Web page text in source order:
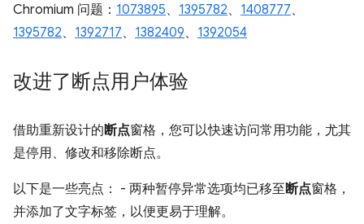
Chromium 问题： 1073895、 1395782、 1408777、
1395782、 1392717、 1382409、 1392054
改进了断点用户体验
借助重新设计的断点窗格，您可以快速访问常用功能，尤其
是停用、修改和移除断点。
以下是一些亮点： - 两种暂停异常选项均已移至断点窗格，
并添加了文字标签，以便更易于理解。